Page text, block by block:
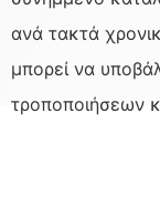
ανά τακτά
μπορεί να
τροποποιήσεων